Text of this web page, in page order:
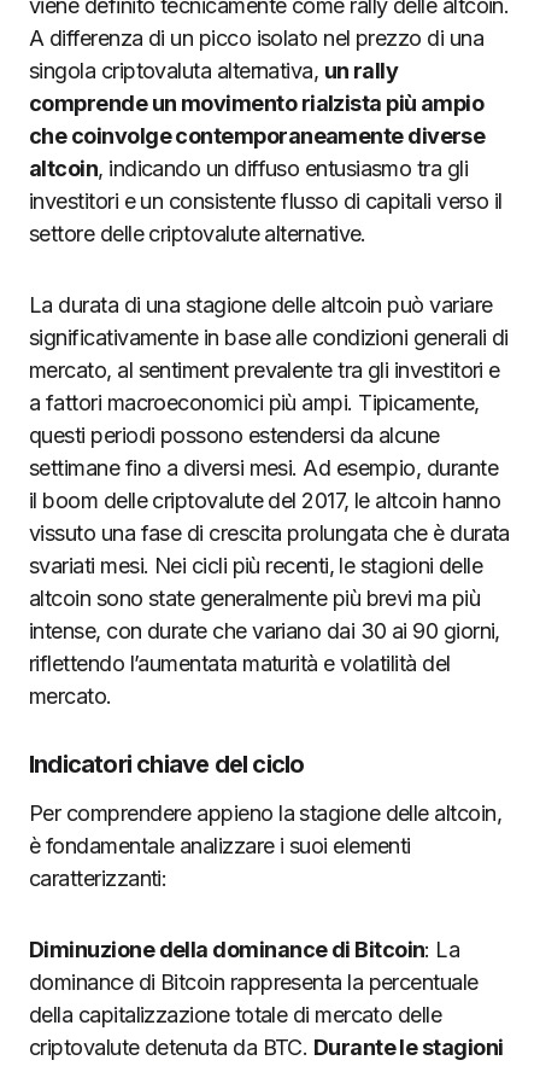
viene definito tecnicamente come rally delle altcoin.
A differenza di un picco isolato nel prezzo di una
singola criptovaluta alternativa, un rally
comprende un movimento rialzista più ampio
che coinvolge contemporaneamente diverse
altcoin, indicando un diffuso entusiasmo tra gli
investitori e un consistente flusso di capitali verso il
settore delle criptovalute alternative.
La durata di una stagione delle altcoin può variare
significativamente in base alle condizioni generali di
mercato, al sentiment prevalente tra gli investitori e
a fattori macroeconomici più ampi. Tipicamente,
questi periodi possono estendersi da alcune
settimane fino a diversi mesi. Ad esempio, durante
il boom delle criptovalute del 2017, le altcoin hanno
vissuto una fase di crescita prolungata che è durata
svariati mesi. Nei cicli più recenti, le stagioni delle
altcoin sono state generalmente più brevi ma più
intense, con durate che variano dai 30 ai 90 giorni,
riflettendo l’aumentata maturità e volatilità del
mercato.
Indicatori chiave del ciclo
Per comprendere appieno la stagione delle altcoin,
è fondamentale analizzare i suoi elementi
caratterizzanti:
Diminuzione della dominance di Bitcoin: La
dominance di Bitcoin rappresenta la percentuale
della capitalizzazione totale di mercato delle
criptovalute detenuta da BTC. Durante le stagioni